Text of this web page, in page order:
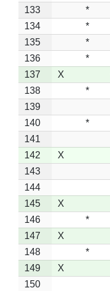
133
*
134
*
135
*
136
*
137
X
138
*
139
140
*
141
142
X
143
144
145
X
146
*
147
X
148
*
149
X
150